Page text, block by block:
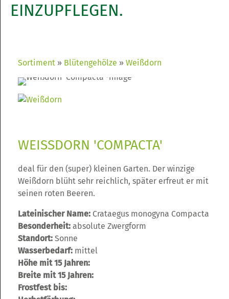
EINZUPFLEGEN.
Sortiment Blütengehölze Weißdorn
WEISSDORN 'COMPACTA'
deal für den (super) kleinen Garten. Der winzige
Weißdorn blüht sehr reichlich, später erfreut er mit
seinen roten Beeren.
Lateinischer Name: Crataegus monogyna Compacta
Besonderheit: absolute Zwergform
Standort: Sonne
Wasserbedarf: mittel
Höhe mit 15 Jahren:
Breite mit 15 Jahren:
Frostfest bis: